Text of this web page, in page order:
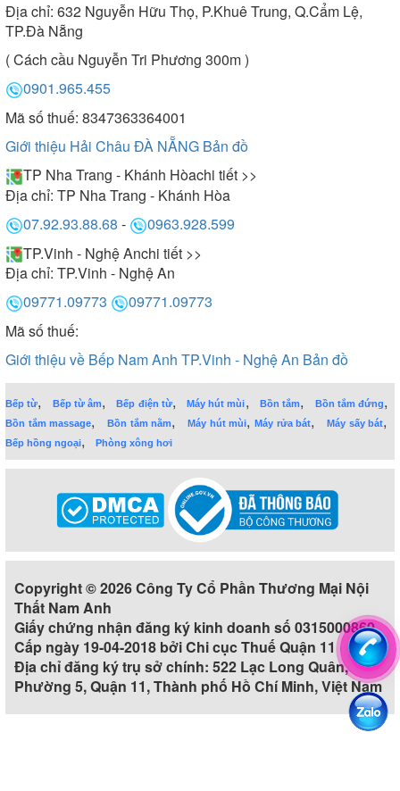
Địa chỉ: 632 Nguyễn Hữu Thọ, P.Khuê Trung, Q.Cẩm Lệ,
TP.Đà Nẵng
( Cách cầu Nguyễn Tri Phương 300m )
0901.965.455
Mã số thuế: 8347363364001
Giới thiệu Hải Châu ĐÀ NẴNG Bản đồ
TP Nha Trang - Khánh Hòachi tiết >>
Địa chỉ: TP Nha Trang - Khánh Hòa
07.92.93.88.68 -
0963.928.599
TP.Vinh - Nghệ Anchi tiết >>
Địa chỉ: TP.Vinh - Nghệ An
09771.09773
09771.09773
Mã số thuế:
Giới thiệu về Bếp Nam Anh TP.Vinh - Nghệ An Bản đồ
Bếp từ, Bếp từ âm,Bếp điện từ,Máy hút mùi, Bồn tắm, Bồn tắm đứng,
Bồn tắm massage,Bồn tắm nằm,Máy hút mùi,Máy rửa bát,Máy sấy bát,
Bếp hồng ngoại, Phòng xông hơi
Copyright © 2026 Công Ty Cổ Phần Thương Mại Nội
Thất Nam Anh
Giấy chứng nhận đăng ký kinh doanh số 0315000860
Cấp ngày 19-04-2018 bởi Chi cục Thuế Quận 11
Địa chỉ đăng ký trụ sở chính: 522 Lạc Long Quân,
Phường 5, Quận 11, Thành phố Hồ Chí Minh, Việt Nam